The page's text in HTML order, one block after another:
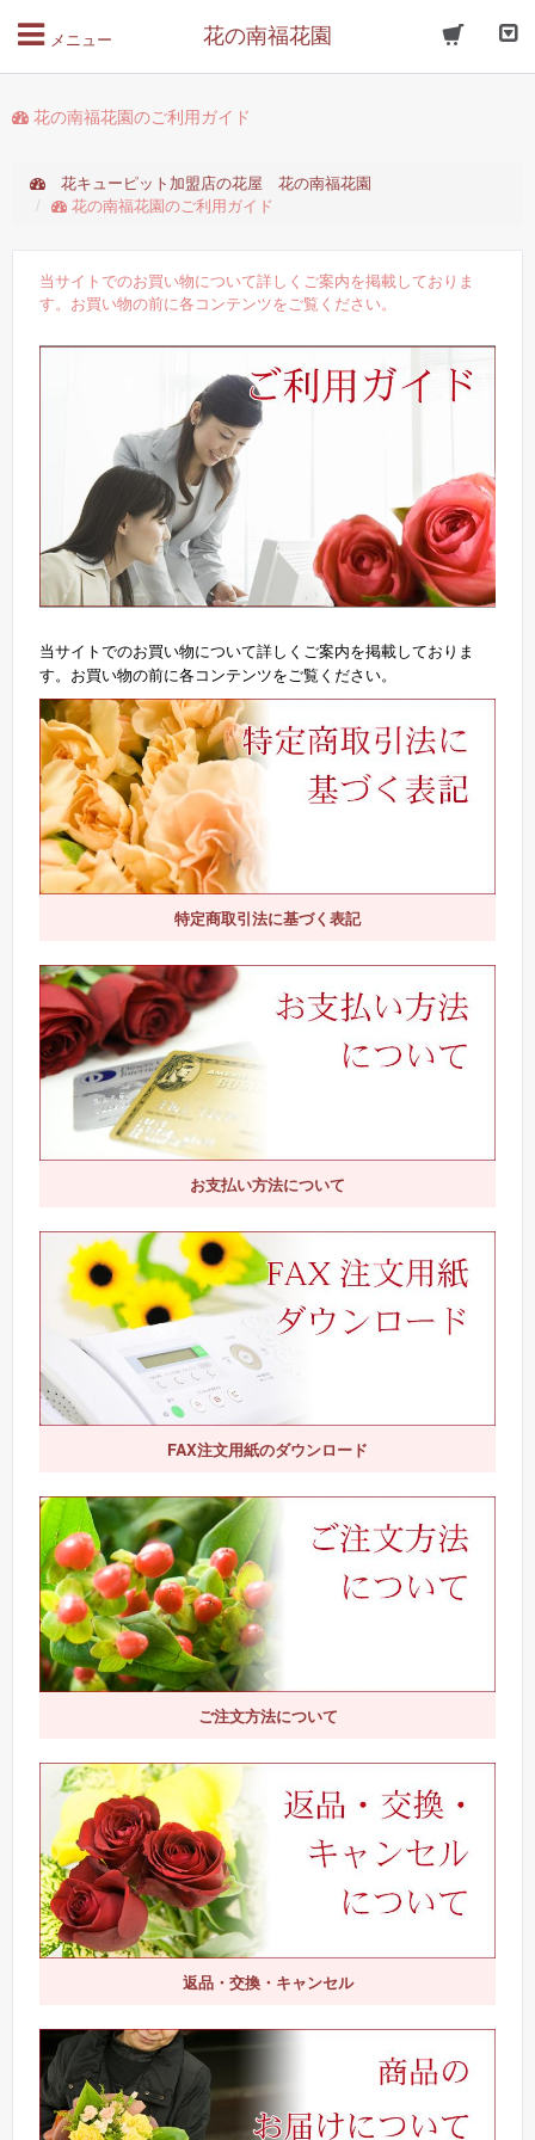
花の南福花園
メニュー
花の南福花園のご利用ガイド
花キューピット加盟店の花屋 花の南福花園
花の南福花園のご利用ガイド
当サイトでのお買い物について詳しくご案内を掲載しておりま
す。お買い物の前に各コンテンツをご覧ください。
当サイトでのお買い物について詳しくご案内を掲載しておりま
す。お買い物の前に各コンテンツをご覧ください。
特定商取引法に基づく表記
お支払い方法について
FAX注文用紙のダウンロード
ご注文方法について
返品・交換・キャンセル